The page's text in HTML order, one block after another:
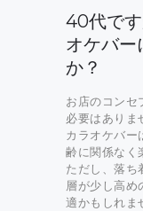
40代で
オケバー
か？
お店のコンセ
必要はありま
カラオケバー
齢に関係なく
ただし、落ち
層が少し高め
適かもしれま